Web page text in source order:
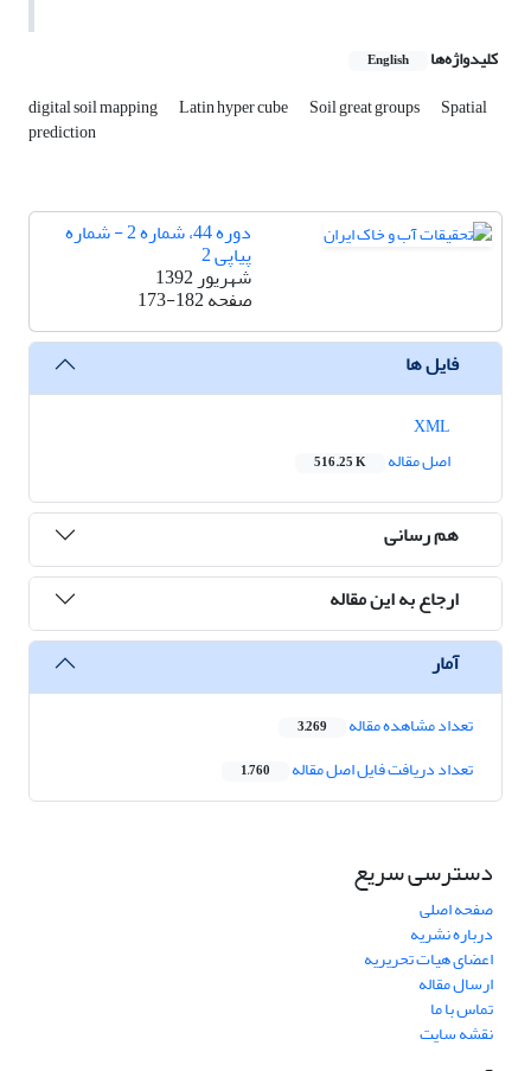
کلیدواژه‌ها English
digital soil mapping Latin hyper cube Soil great groups Spatial
prediction
دوره 44، شماره 2 - شماره
پیاپی 2
شهریور 1392
صفحه173-182
فایل ها
اصل مقاله
516.25 K
هم رسانی
ارجاع به این مقاله
آمار
تعداد مشاهده مقاله 3,269
تعداد دریافت فایل اصل مقاله 1,760
دسترسی سریع
صفحه اصلی
درباره نشریه
اعضای هیات تحریریه
ارسال مقاله
تماس با ما
نقشه سایت